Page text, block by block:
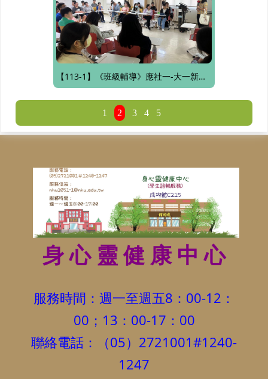
【113-1】《班級輔導》應社一-大一新生生活適應
1 2 3 4 5
身 心 靈 健 康 中 心
服務時間：週一至週五8：00-12：
00；13：00-17：00
聯絡電話：（05）2721001#1240-
1247